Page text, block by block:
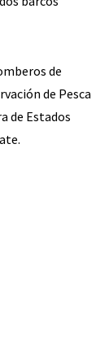
de
de Pesca
de Estados